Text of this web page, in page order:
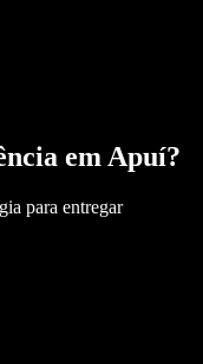
em Apuí?
para entregar